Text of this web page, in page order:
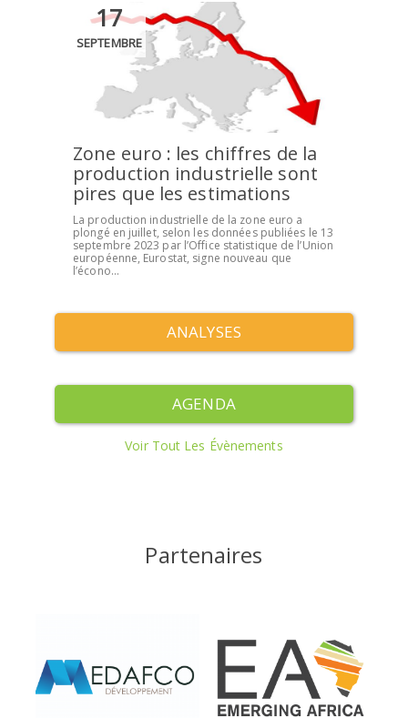
17
SEPTEMBRE
Zone euro : les chiffres de la
production industrielle sont
pires que les estimations
La production industrielle de la zone euro a
plongé en juillet, selon les données publiées le 13
septembre 2023 par l’Office statistique de l’Union
européenne, Eurostat, signe nouveau que
l’écono...
ANALYSES
AGENDA
Voir Tout Les Évènements
Partenaires